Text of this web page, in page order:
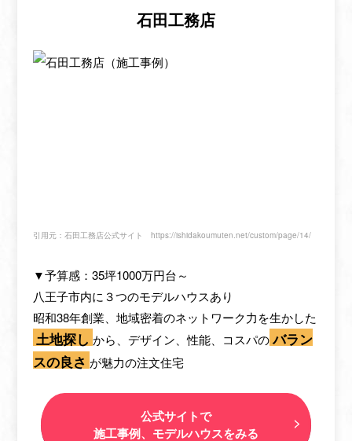
石田工務店
引用元：石田工務店公式サイトhttps://ishidakoumuten.net/custom/page/14/
▼予算感：35坪1000万円台～
八王子市内に３つのモデルハウスあり
昭和38年創業、地域密着のネットワーク力を生かした
土地探し から、デザイン、性能、コスパのバラン
スの良さ が魅力の注文住宅
公式サイトで
施工事例、モデルハウスをみる